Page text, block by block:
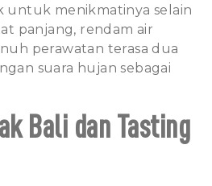
untuk menikmatinya selain
panjang, rendam air
perawatan terasa dua
suara hujan sebagai
Bali dan Tasting